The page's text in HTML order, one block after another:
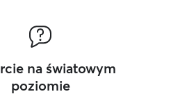
na światowym
poziomie